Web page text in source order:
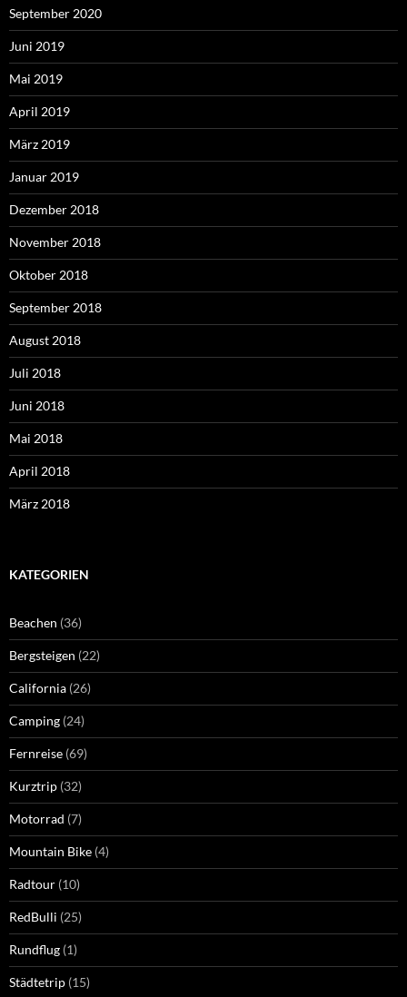
September 2020
Juni 2019
Mai 2019
April 2019
März 2019
Januar 2019
Dezember 2018
November 2018
Oktober 2018
September 2018
August 2018
Juli 2018
Juni 2018
Mai 2018
April 2018
März 2018
KATEGORIEN
Beachen (36)
Bergsteigen (22)
California (26)
Camping (24)
Fernreise (69)
Kurztrip (32)
Motorrad (7)
Mountain Bike (4)
Radtour (10)
RedBulli (25)
Rundflug (1)
Städtetrip (15)